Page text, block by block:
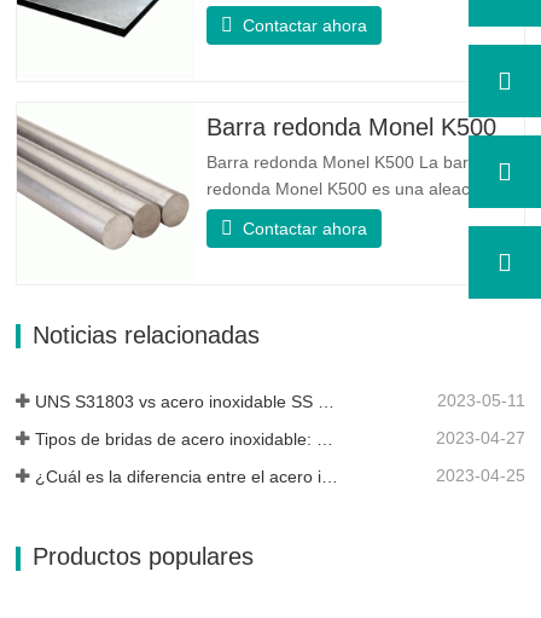
grado dúplex estándar. Tiene la
microestructura de igual proporción de
estabilidad mecánica confiable, ductilidad
la...
Contactar ahora
Barra redonda Monel K500
Barra redonda Monel K500 La barra
redonda Monel K500 es una aleación
endurecida por envejecimiento, cuya
composición básica consiste en
Que combina la resistencia a la corrosión
de la aleación 400 con la alta resistencia,
la resistencia a la fatiga y la...
Contactar ahora
Noticias relacionadas
2023-05-11
2023-04-27
¿Cuál es la diferencia entre el acero inoxidable 304L y 316L? 2023-04-25
Productos populares